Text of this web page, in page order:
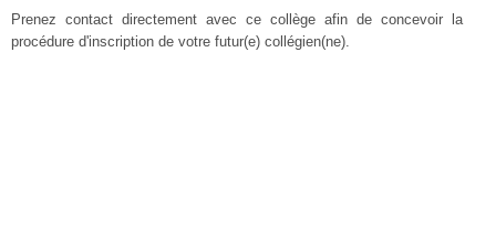
Prenez contact directement avec ce collège afin de concevoir la
procédure d'inscription de votre futur(e) collégien(ne).